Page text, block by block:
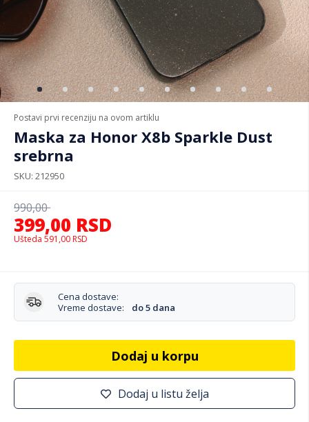
Postavi prvi recenziju na ovom artiklu
Maska za Honor X8b Sparkle Dust
srebrna
SKU 212950
399,00 RSD
990,00
Ušteda 591,00 RSD
Cena dostave:
Vreme dostave:
do 5 dana
Dodaj u korpu
Dodaj u listu želja